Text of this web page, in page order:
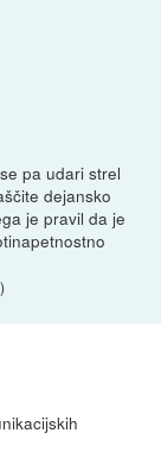
pa udari strel
dejansko
je pravil da je
)